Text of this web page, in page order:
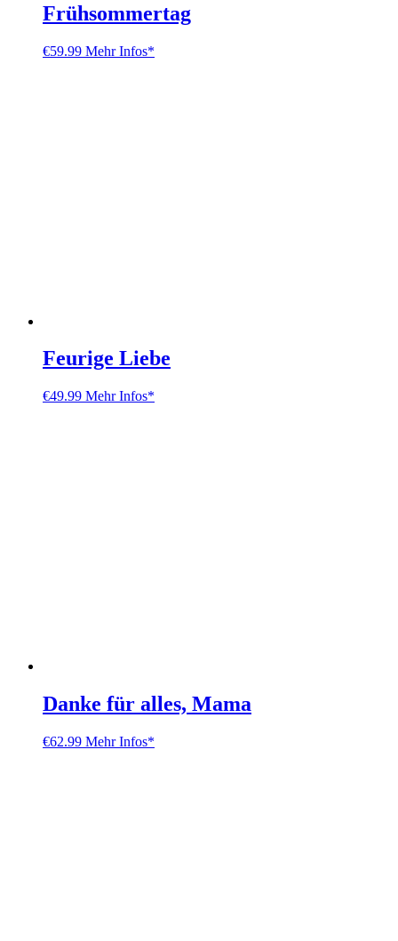
Frühsommertag
€59.99 Mehr Infos*
Feurige Liebe
€49.99 Mehr Infos*
Danke für alles, Mama
€62.99 Mehr Infos*